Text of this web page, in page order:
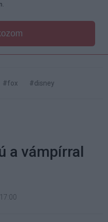
#fox #disney
a vámpírral